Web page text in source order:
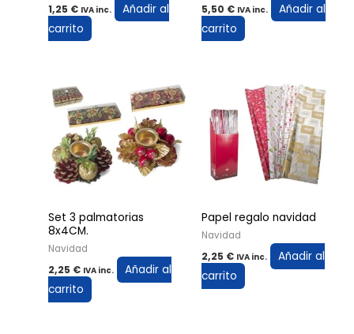
1,25 € IVA inc.
Añadir al
carrito
5,50 € IVA inc.
Añadir al
carrito
Set 3 palmatorias
8x4CM.
Navidad
2,25 € IVA inc.
Añadir al
carrito
Papel regalo navidad
Navidad
2,25 € IVA inc.
Añadir al
carrito